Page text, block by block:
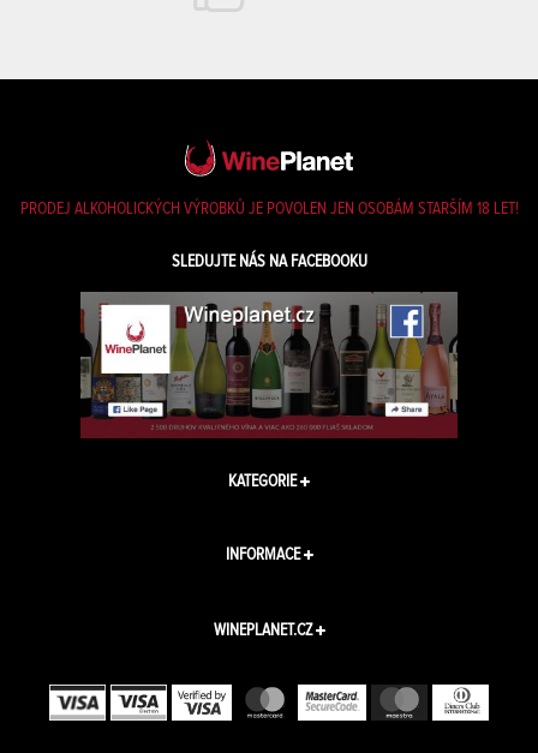
PRODEJ ALKOHOLICKÝCH VÝROBKŮ JE POVOLEN JEN OSOBÁM STARŠÍM 18 LET!
SLEDUJTE NÁS NA FACEBOOKU
KATEGORIE
INFORMACE
WINEPLANET.CZ